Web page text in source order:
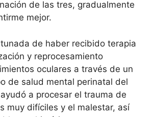
de las tres, gradualmente
mejor.
de haber recibido terapia
y reprocesamiento
oculares a través de un
de salud mental perinatal del
a procesar el trauma de
muy difíciles y el malestar, así